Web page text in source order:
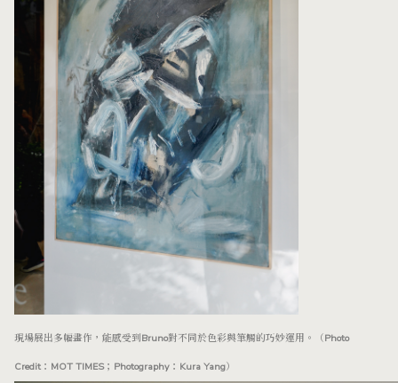
現場展出多幅畫作，能感受到Bruno對不同於色彩與筆觸的巧妙運用。（Photo
Credit：MOT TIMES；Photography：Kura Yang）